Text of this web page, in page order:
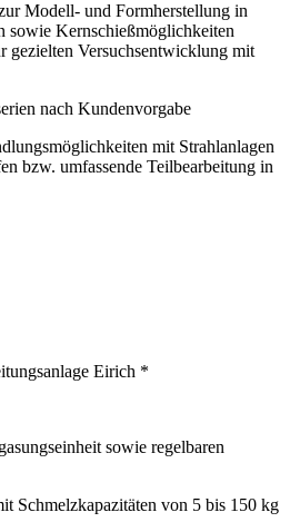
Modell- und Formherstellung in
sowie Kernschießmöglichkeiten
Versuchsentwicklung mit
nach Kundenvorgabe
mit Strahlanlagen
bzw. umfassende Teilbearbeitung in
Eirich *
sowie regelbaren
Schmelzkapazitäten von 5 bis 150 kg